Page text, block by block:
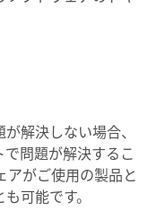
解決しない場合、
問題が解決するこ
アがご使用の製品と
可能です。